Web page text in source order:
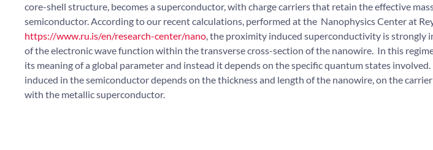
core-shell structure, becomes a superconductor, with charge carriers that retain the effective
semiconductor. According to our recent calculations, performed at the Nanophysics Center at
https://www.ru.is/en/research-center/nano, the proximity induced superconductivity is strongly
of the electronic wave function within the transverse cross-section of the nanowire. In this
its meaning of a global parameter and instead it depends on the specific quantum states
induced in the semiconductor depends on the thickness and length of the nanowire, on the
with the metallic superconductor.